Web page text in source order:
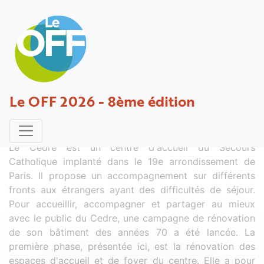
Le OFF 2026 - 8ème édition
Rénovation partielle du CEDRE
Projet déposé par Giaume - 08 mars 2023
Le Cedre est un centre d'accueil du Secours
Catholique implanté dans le 19e arrondissement de
Paris. Il propose un accompagnement sur différents
fronts aux étrangers ayant des difficultés de séjour.
Pour accueillir, accompagner et partager au mieux
avec le public du Cedre, une campagne de rénovation
de son bâtiment des années 70 a été lancée. La
première phase, présentée ici, est la rénovation des
espaces d'accueil et de foyer du centre. Elle a pour